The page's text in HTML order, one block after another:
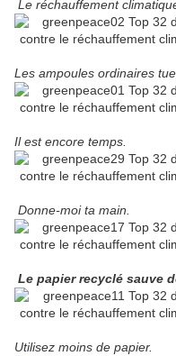
Le réchauffement
Les ampoules ordinaires
Il est encore temps.
Donne-moi ta main.
Le papier recyclé sauve
Utilisez moins de papier.